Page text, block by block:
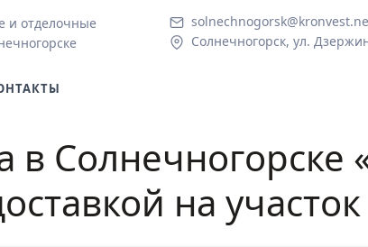
и отделочные
Солнечногорск, ул.
в Солнечногорске
на участок